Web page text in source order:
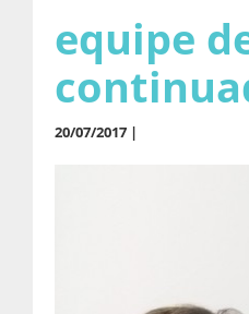
Reabilitação
Reabilitação Visual
Serviços Diferenciais
equipe
20/07/2017 |